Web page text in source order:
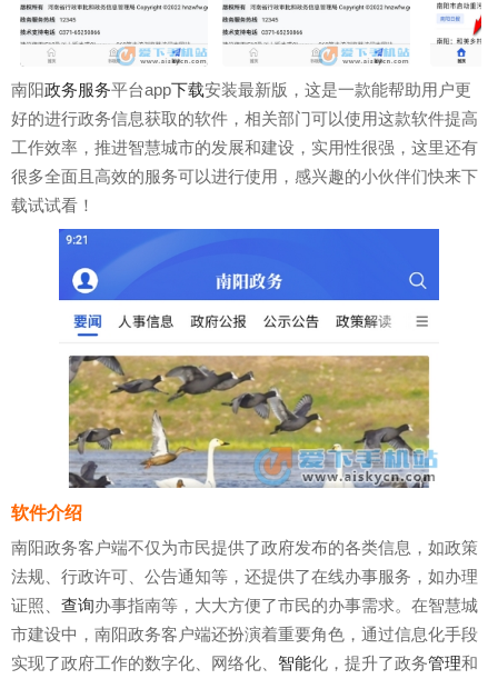
南阳政务服务平台app下载安装最新版，这是一款能帮助用户更
好的进行政务信息获取的软件，相关部门可以使用这款软件提高
工作效率，推进智慧城市的发展和建设，实用性很强，这里还有
很多全面且高效的服务可以进行使用，感兴趣的小伙伴们快来下
载试试看！
软件介绍
南阳政务客户端不仅为市民提供了政府发布的各类信息，如政策
法规、行政许可、公告通知等，还提供了在线办事服务，如办理
证照、 查询办事指南等，大大方便了市民的办事需求。在智慧城
市建设中，南阳政务客户端还扮演着重要角色，通过信息化手段
实现了政府工作的数字化、网络化、 智能化，提升了政务管理和